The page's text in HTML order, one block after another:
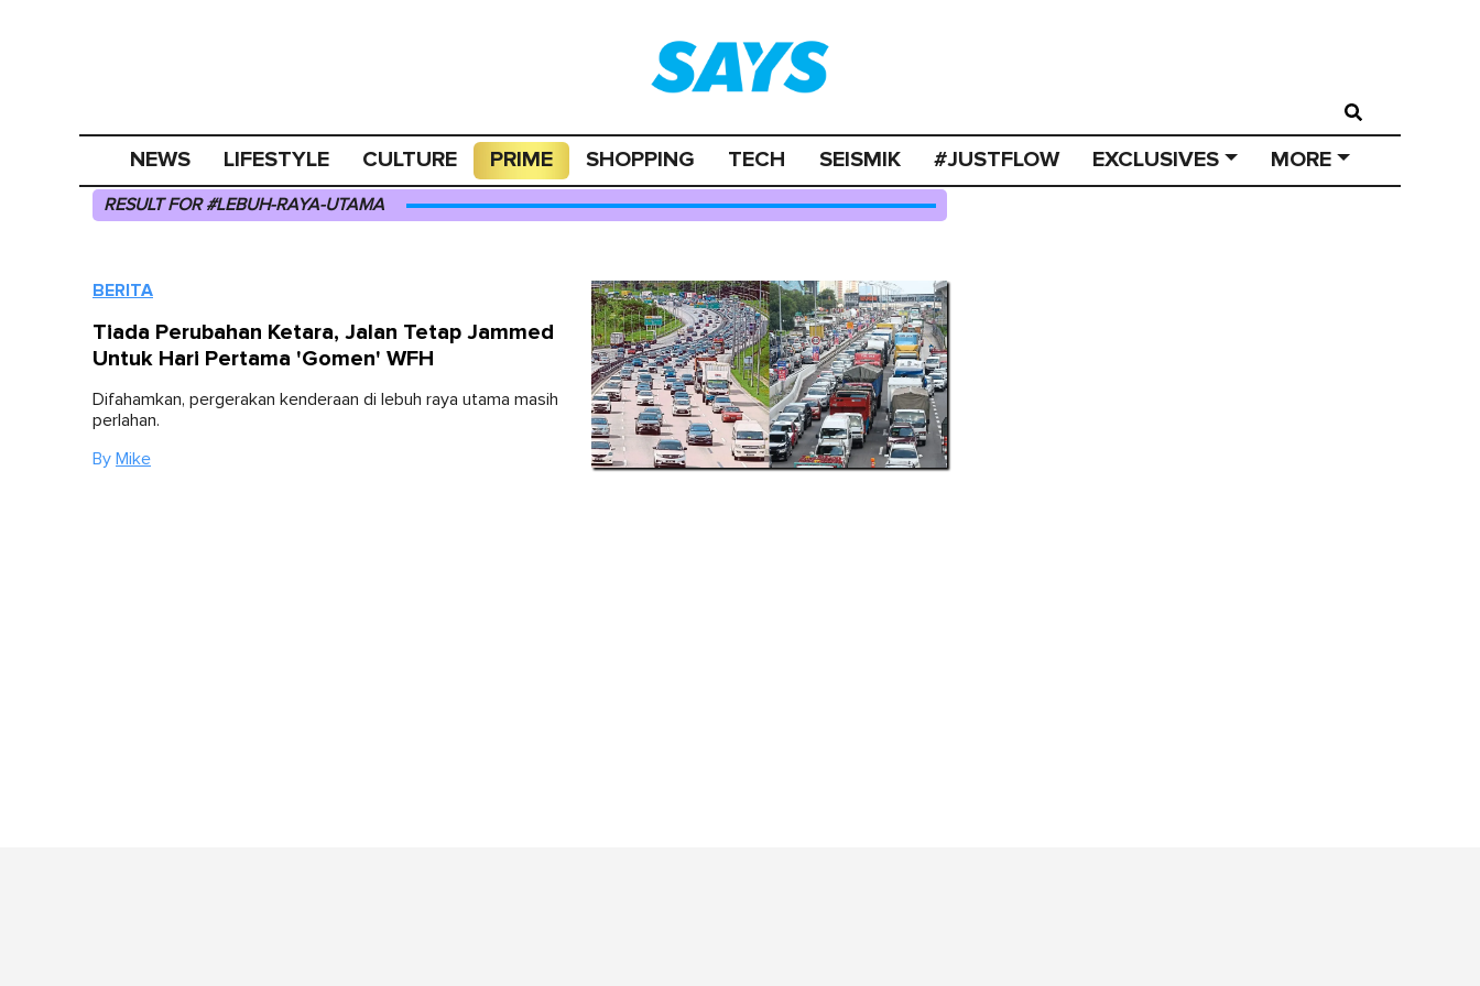
NEWS LIFESTYLE CULTURE PRIME SHOPPING TECH SEISMIK #JUSTFLOW EXCLUSIVES MORE
RESULT FOR #LEBUH-RAYA-UTAMA
BERITA
Tiada Perubahan Ketara, Jalan Tetap Jammed
Untuk Hari Pertama 'Gomen' WFH
Difahamkan, pergerakan kenderaan di lebuh raya utama masih
perlahan.
By Mike